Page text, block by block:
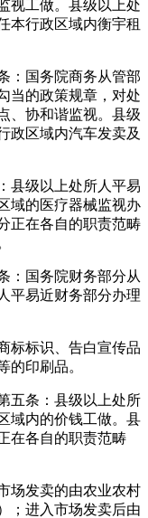
视工做。县级以上处
本行政区域内衡宇租
国务院商务从管部
当的政策规章，对处
、协和谐监视。县级
政区域内汽车发卖及
级以上处所人平易
域的医疗器械监视办
正在各自的职责范畴
国务院财务部分从
平易近财务部分办理
标识、告白宣传品
的印刷品。
条：县级以上处所
域内的价钱工做。县
在各自的职责范畴
发卖的由农业农村
；进入市场发卖后由